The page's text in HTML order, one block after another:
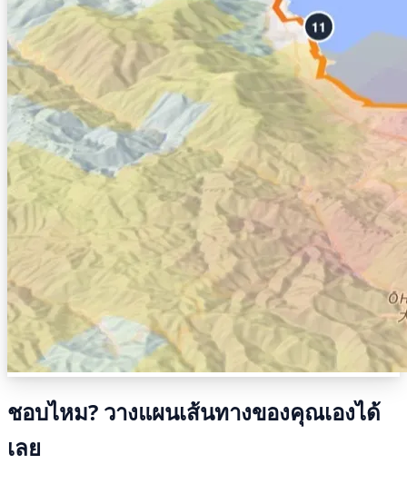
ชอบไหม? วางแผนเส้นทางของคุณเองได้
เลย